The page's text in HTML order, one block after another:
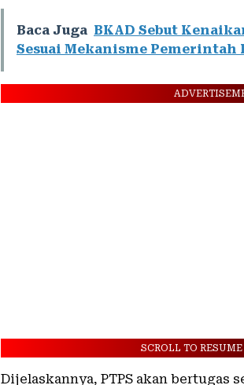
Baca Juga BKAD Sebut
Sesuai Mekanisme Pemerintah
SCROLL TO
Dijelaskannya, PTPS akan bertugas